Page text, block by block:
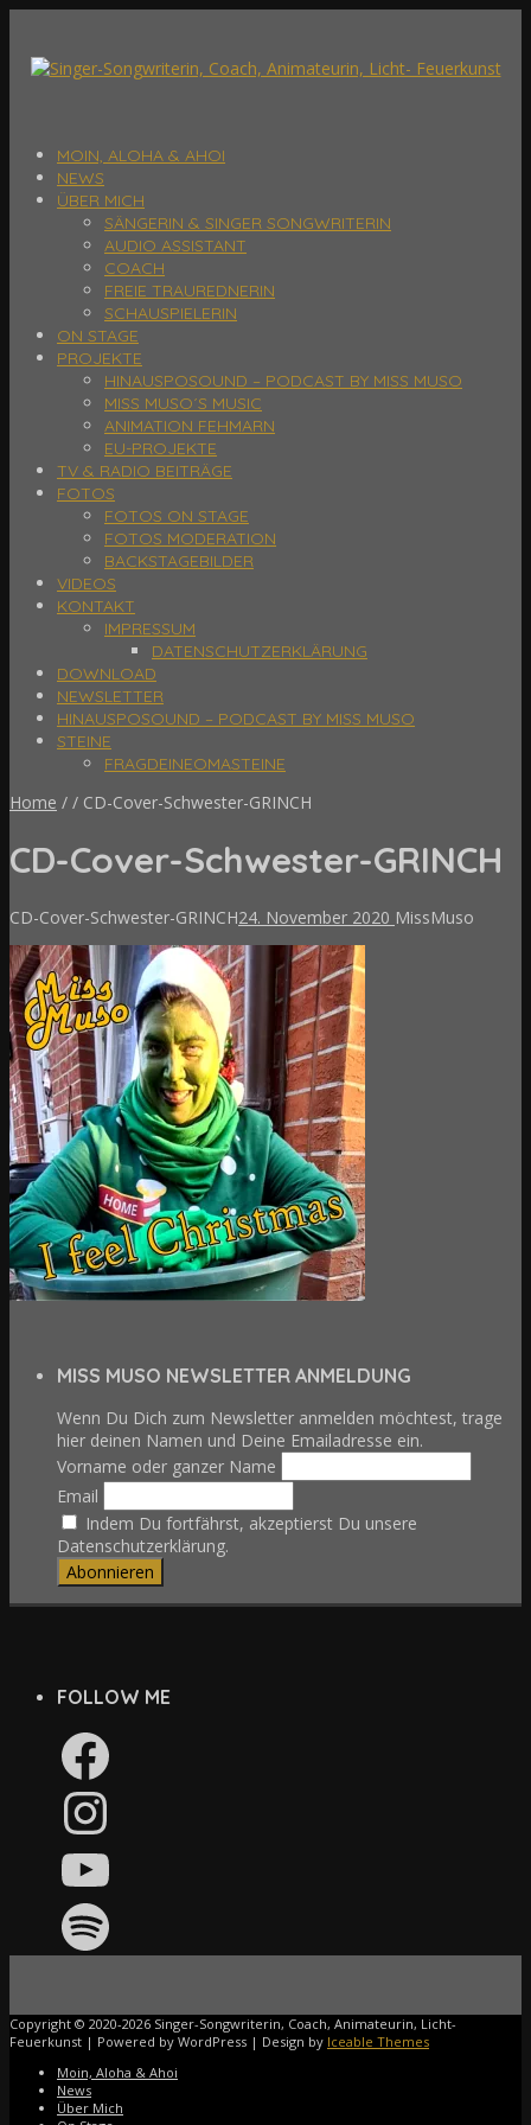
MOIN, ALOHA & AHOI
NEWS
ÜBER MICH
SÄNGERIN & SINGER SONGWRITERIN
AUDIO ASSISTANT
COACH
FREIE TRAUREDNERIN
SCHAUSPIELERIN
ON STAGE
PROJEKTE
HINAUSPOSOUND – PODCAST BY MISS MUSO
MISS MUSO´S MUSIC
ANIMATION FEHMARN
EU-PROJEKTE
TV & RADIO BEITRÄGE
FOTOS
FOTOS ON STAGE
FOTOS MODERATION
BACKSTAGEBILDER
VIDEOS
KONTAKT
IMPRESSUM
DATENSCHUTZERKLÄRUNG
DOWNLOAD
NEWSLETTER
HINAUSPOSOUND – PODCAST BY MISS MUSO
STEINE
FRAGDEINEOMASTEINE
Home / / CD-Cover-Schwester-GRINCH
CD-Cover-Schwester-GRINCH
CD-Cover-Schwester-GRINCH24. November 2020 MissMuso
MISS MUSO NEWSLETTER ANMELDUNG
Wenn Du Dich zum Newsletter anmelden möchtest, trage
hier deinen Namen und Deine Emailadresse ein.
Vorname oder ganzer Name
Email
Indem Du fortfährst, akzeptierst Du unsere
Datenschutzerklärung.
FOLLOW ME
Facebook
Instagram
YouTube
Spotify
Copyright © 2020-2026 Singer-Songwriterin, Coach, Animateurin, Licht-
Feuerkunst | Powered by WordPress | Design by Iceable Themes
Moin, Aloha & Ahoi
News
Über Mich